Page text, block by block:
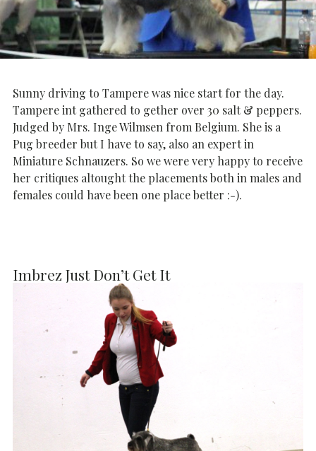
Sunny driving to Tampere was nice start for the day.
Tampere int gathered to gether over 30 salt & peppers.
Judged by Mrs. Inge Wilmsen from Belgium. She is a
Pug breeder but I have to say, also an expert in
Miniature Schnauzers. So we were very happy to receive
her critiques altought the placements both in males and
females could have been one place better :-).
Imbrez Just Don’t Get It